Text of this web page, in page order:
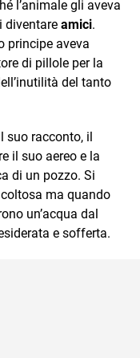
l’animale gli aveva
diventare amici.
principe aveva
di pillole per la
del tanto
suo racconto, il
il suo aereo e la
di un pozzo. Si
ma quando
un’acqua dal
e sofferta.